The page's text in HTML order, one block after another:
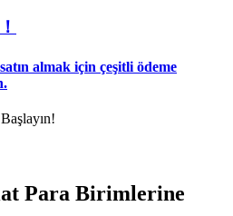
almak için çeşitli ödeme
Para Birimlerine